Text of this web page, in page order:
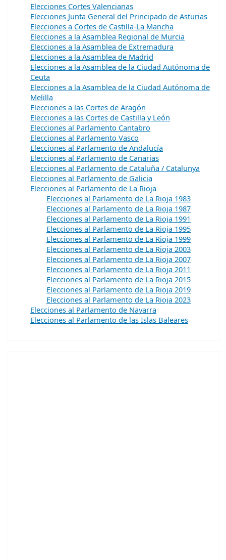
Elecciones Cortes Valencianas
Elecciones Junta General del Principado de Asturias
Elecciones a Cortes de Castilla-La Mancha
Elecciones a la Asamblea Regional de Murcia
Elecciones a la Asamblea de Extremadura
Elecciones a la Asamblea de Madrid
Elecciones a la Asamblea de la Ciudad Autónoma de
Ceuta
Elecciones a la Asamblea de la Ciudad Autónoma de
Melilla
Elecciones a las Cortes de Aragón
Elecciones a las Cortes de Castilla y León
Elecciones al Parlamento Cantabro
Elecciones al Parlamento Vasco
Elecciones al Parlamento de Andalucía
Elecciones al Parlamento de Canarias
Elecciones al Parlamento de Cataluña / Catalunya
Elecciones al Parlamento de Galicia
Elecciones al Parlamento de La Rioja
Elecciones al Parlamento de La Rioja 1983
Elecciones al Parlamento de La Rioja 1987
Elecciones al Parlamento de La Rioja 1991
Elecciones al Parlamento de La Rioja 1995
Elecciones al Parlamento de La Rioja 1999
Elecciones al Parlamento de La Rioja 2003
Elecciones al Parlamento de La Rioja 2007
Elecciones al Parlamento de La Rioja 2011
Elecciones al Parlamento de La Rioja 2015
Elecciones al Parlamento de La Rioja 2019
Elecciones al Parlamento de La Rioja 2023
Elecciones al Parlamento de Navarra
Elecciones al Parlamento de las Islas Baleares